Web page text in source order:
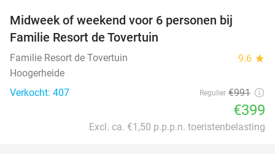
Midweek of weekend voor 6 personen bij
Familie Resort de Tovertuin
Familie Resort de Tovertuin 9.6 star
Hoogerheide
Verkocht: 407
Regulier €991
€399
Excl. ca. €1,50 p.p.p.n. toeristenbelasting